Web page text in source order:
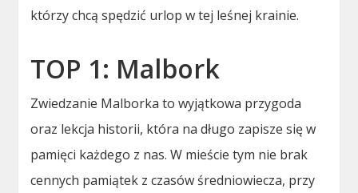
którzy chcą spędzić urlop w tej leśnej krainie.
TOP 1: Malbork
Zwiedzanie Malborka to wyjątkowa przygoda
oraz lekcja historii, która na długo zapisze się w
pamięci każdego z nas. W mieście tym nie brak
cennych pamiątek z czasów średniowiecza, przy